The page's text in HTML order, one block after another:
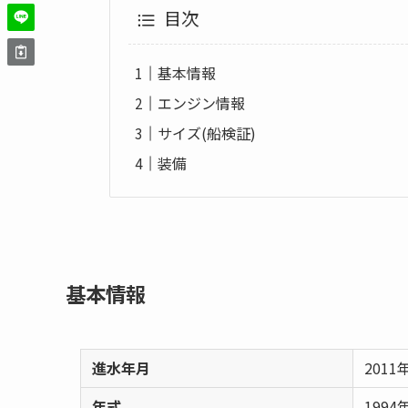
目次
基本情報
エンジン情報
サイズ(船検証)
装備
基本情報
進水年月
2011